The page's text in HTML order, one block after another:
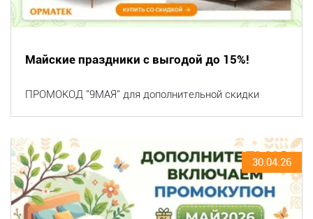
Майские праздники с выгодой до 15%!
ПРОМОКОД "9МАЯ" для дополнительной скидки
30.04.26